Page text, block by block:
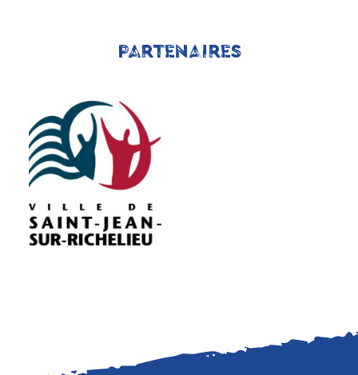
PARTENAIRES